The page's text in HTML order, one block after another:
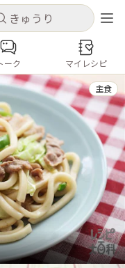
キャンセル
できます
新規登録
キャンセル
コンテンツ
とうもろこし
ーク マイレシピ
主食